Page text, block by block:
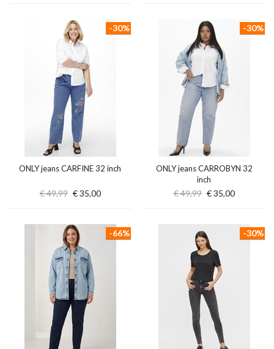
ONLY jeans CARFINE 32 inch
€ 49,99 € 35,00
-30%
ONLY jeans CARROBYN 32
inch
€ 49,99 € 35,00
-30%
-66% -30%